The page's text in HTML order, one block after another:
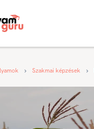
Szakmai képzések